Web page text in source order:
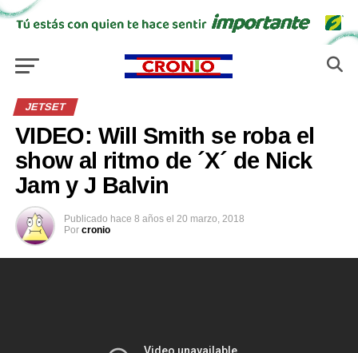
JETSET
VIDEO: Will Smith se roba el
show al ritmo de ´X´ de Nick
Jam y J Balvin
Publicado hace 8 años el 20 marzo, 2018
Por cronio